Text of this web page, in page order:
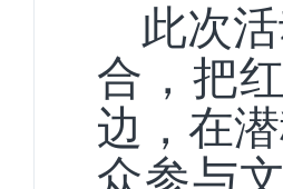
此次
合，把
边，在
众参与